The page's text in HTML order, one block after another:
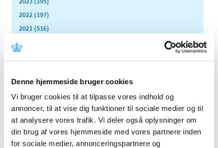
Denne hjemmeside bruger cookies
Vi bruger cookies til at tilpasse vores indhold og
annoncer, til at vise dig funktioner til sociale medier og til
at analysere vores trafik. Vi deler også oplysninger om
din brug af vores hjemmeside med vores partnere inden
for sociale medier, annonceringspartnere og
2022 (197)
2021 (516)
oktober (20)
september (20)
august (17)
juli (11)
juni (21)
maj (21)